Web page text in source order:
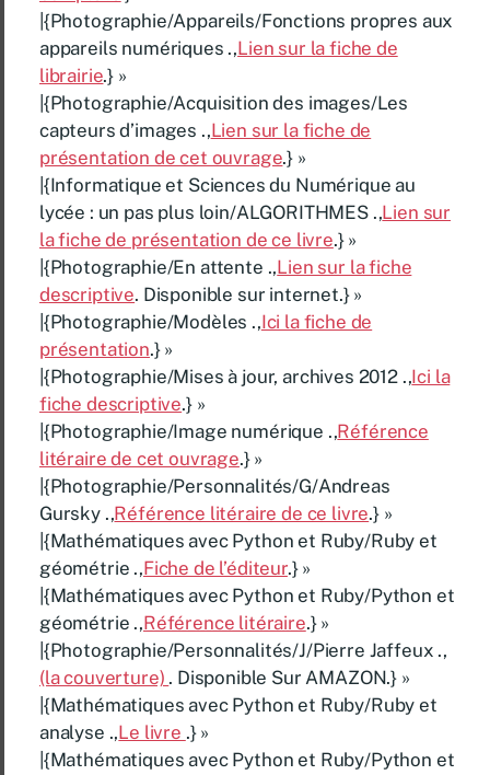
|{Photographie/Appareils/Fonctions propres aux
appareils numériques .,Lien sur la fiche de
librairie.} »
|{Photographie/Acquisition des images/Les
capteurs d’images .,Lien sur la fiche de
présentation de cet ouvrage.} »
|{Informatique et Sciences du Numérique au
lycée : un pas plus loin/ALGORITHMES .,Lien sur
la fiche de présentation de ce livre.} »
|{Photographie/En attente .,Lien sur la fiche
descriptive. Disponible sur internet.} »
|{Photographie/Modèles .,Ici la fiche de
présentation.} »
|{Photographie/Mises à jour, archives 2012 .,Ici la
fiche descriptive.} »
|{Photographie/Image numérique .,Référence
litéraire de cet ouvrage.} »
|{Photographie/Personnalités/G/Andreas
Gursky .,Référence litéraire de ce livre.} »
|{Mathématiques avec Python et Ruby/Ruby et
géométrie .,Fiche de l’éditeur.} »
|{Mathématiques avec Python et Ruby/Python et
géométrie .,Référence litéraire.} »
|{Photographie/Personnalités/J/Pierre Jaffeux .,
(la couverture) . Disponible Sur AMAZON.} »
|{Mathématiques avec Python et Ruby/Ruby et
analyse .,Le livre .} »
|{Mathématiques avec Python et Ruby/Python et